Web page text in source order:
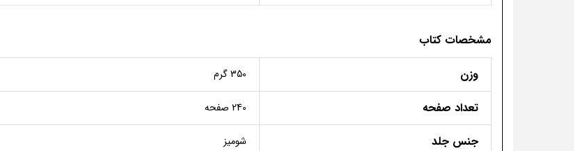
مشخصات کتاب
وزن
350 گرم
تعداد صفحه 240 صفحه
جنس جلد شومیز